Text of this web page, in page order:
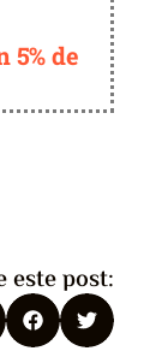
5% de
este post: